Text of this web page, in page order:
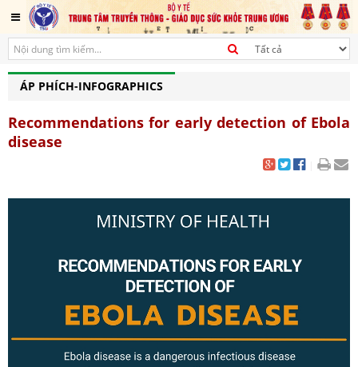
ÁP PHÍCH-INFOGRAPHICS
Recommendations for early detection of Ebola
disease